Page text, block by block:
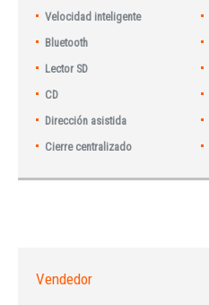
Velocidad inteligente
Bluetooth
Lector SD
CD
Dirección asistida
Cierre centralizado
Vendedor